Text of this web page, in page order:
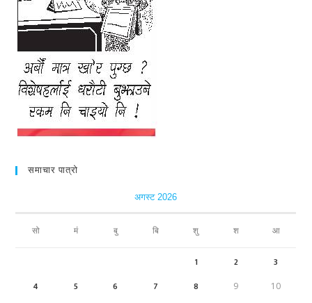
समाचार पात्रो
अगस्ट 2026
सो मं बु बि शु श आ
1 2
3
4
5 6 7 8 9 10